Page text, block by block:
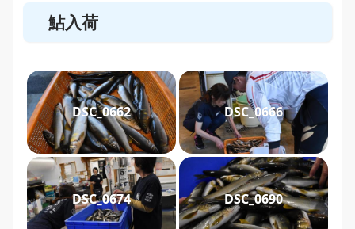
鮎入荷
DSC_0662 DSC_0666
DSC_0674 DSC_0690